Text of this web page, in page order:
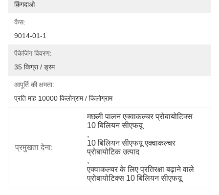
क़िंगदाओ
कैस:
9014-01-1
पैकेजिंग विवरण:
35 किग्रा / ड्रम
आपूर्ति की क्षमता:
प्रति माह 10000 किलोग्राम / किलोग्राम
प्रमुखता देना:
मछली पालन एक्वाकल्चर प्रोबायोटिक्स
10 बिलियन सीएफयू
,
10 बिलियन सीएफयू एक्वाकल्चर
प्रोबायोटिक उत्पाद
,
एक्वाकल्चर के लिए प्रतिरक्षा बढ़ाने वाले
प्रोबायोटिक्स 10 बिलियन सीएफयू